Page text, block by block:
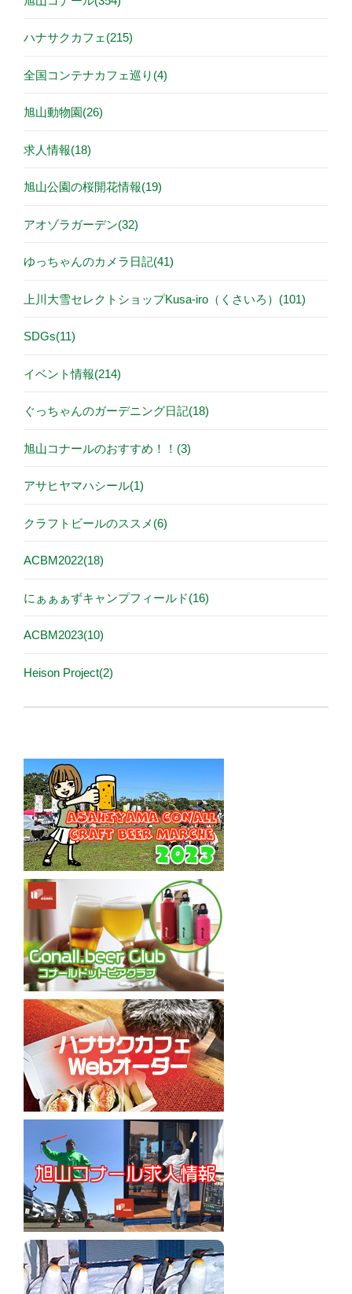
ハナサクカフェ(215)
全国コンテナカフェ巡り(4)
旭山動物園(26)
求人情報(18)
旭山公園の桜開花情報(19)
アオゾラガーデン(32)
ゆっちゃんのカメラ日記(41)
上川大雪セレクトショップKusa-iro（くさいろ）(101)
SDGs(11)
イベント情報(214)
ぐっちゃんのガーデニング日記(18)
旭山コナールのおすすめ！！(3)
アサヒヤマハシール(1)
クラフトビールのススメ(6)
ACBM2022(18)
にぁぁぁずキャンプフィールド(16)
ACBM2023(10)
Heison Project(2)